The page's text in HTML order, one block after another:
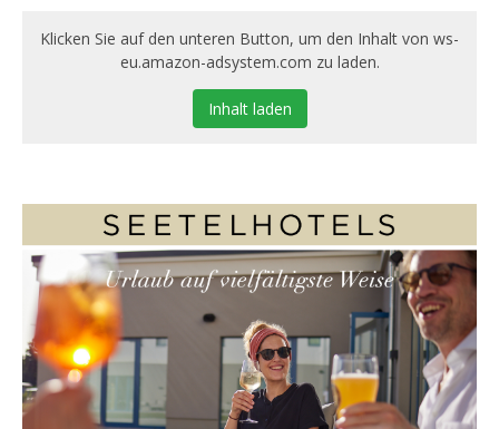
Klicken Sie auf den unteren Button, um den Inhalt von ws-
eu.amazon-adsystem.com zu laden.
Inhalt laden